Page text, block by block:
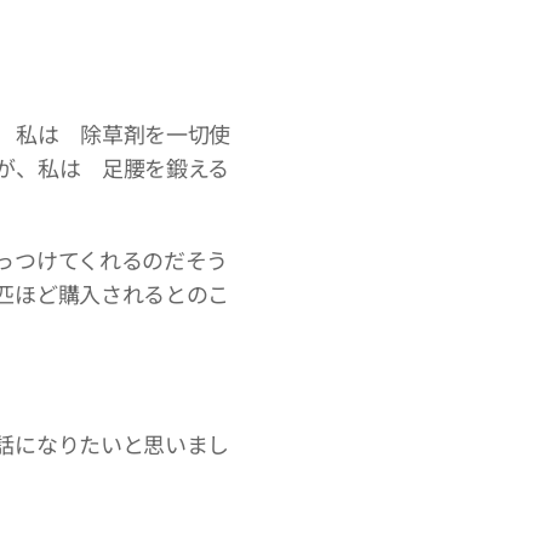
私は 除草剤を一切使
、私は 足腰を鍛える
けてくれるのだそう
ど購入されるとのこ
なりたいと思いまし